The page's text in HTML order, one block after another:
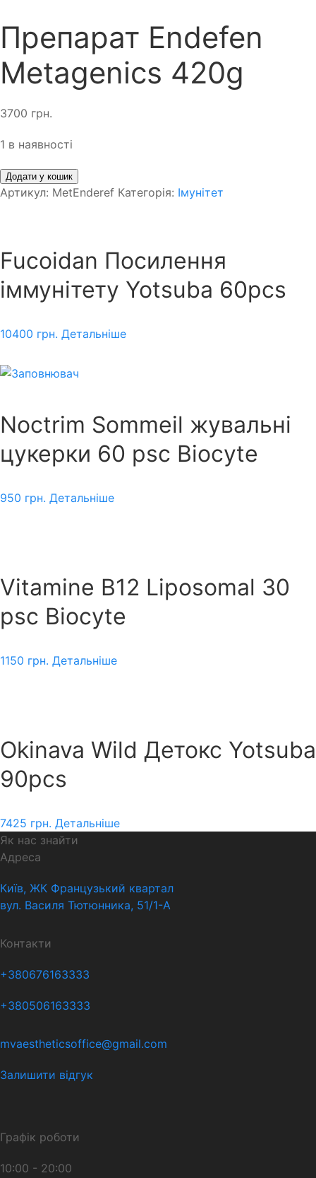
Препарат Endefen
Metagenics 420g
3700 грн.
1 в наявності
Додати у кошик
Артикул: MetEnderef Категорія: Імунітет
Fucoidan Посилення
іммунітету Yotsuba 60pcs
10400 грн. Детальніше
Noctrim Sommeil жувальні
цукерки 60 psc Biocyte
950 грн. Детальніше
Vitamine B12 Liposomal 30
psc Biocyte
1150 грн. Детальніше
Okinava Wild Детокс Yotsuba
90pcs
7425 грн. Детальніше
Як нас знайти
Адреса
Київ, ЖК Французький квартал
вул. Василя Тютюнника, 51/1-А
Контакти
+380676163333
+380506163333
mvaestheticsoffice@gmail.com
Залишити відгук
Графік роботи
10:00 - 20:00